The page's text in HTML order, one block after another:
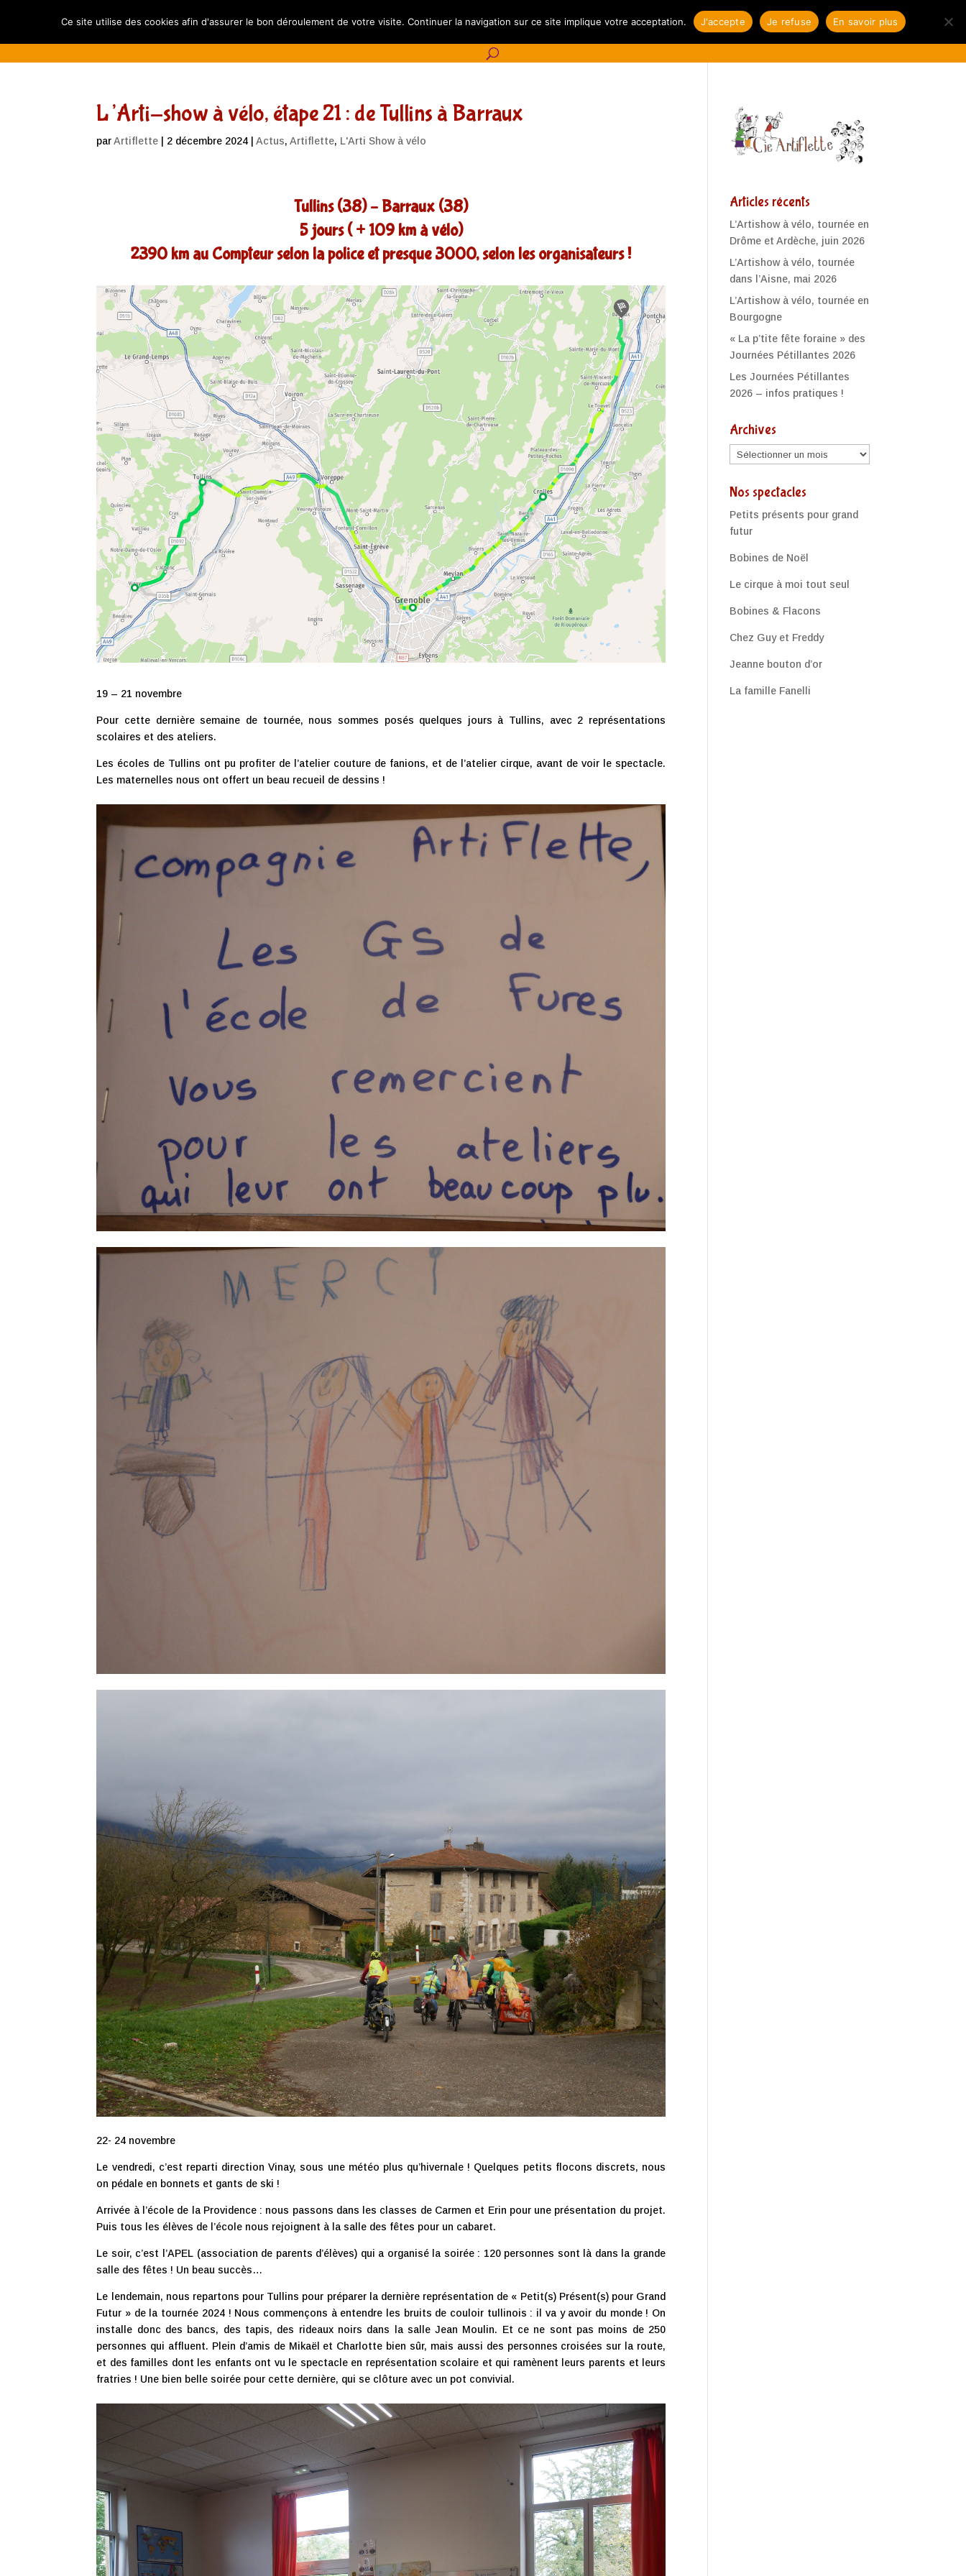
Compagnie Artiflette Spectacles Calendrier L’Artishow à vélo Les Journées Pétillantes Autres savoir-faire Les Zactus Contact
L’Arti-show à vélo, étape 21 : de Tullins à Barraux
parArtiflette 2 décembre 2024 |Actus,Artiflette, L'Arti Show à vélo
Tullins (38) – Barraux (38)
5 jours ( + 109 km à vélo)
2390 km au Compteur selon la police et presque 3000, selon les organisateurs !
19 – 21 novembre
Pour cette dernière semaine de tournée, nous sommes posés quelques jours à Tullins, avec 2 représentations
scolaires et des ateliers.
Les écoles de Tullins ont pu profiter de l’atelier couture de fanions, et de l’atelier cirque, avant de voir le spectacle.
Les maternelles nous ont offert un beau recueil de dessins !
22- 24 novembre
Le vendredi, c’est reparti direction Vinay, sous une météo plus qu’hivernale ! Quelques petits flocons discrets, nous
on pédale en bonnets et gants de ski !
Arrivée à l’école de la Providence : nous passons dans les classes de Carmen et Erin pour une présentation du projet.
Puis tous les élèves de l’école nous rejoignent à la salle des fêtes pour un cabaret.
Le soir, c’est l’APEL (association de parents d’élèves) qui a organisé la soirée : 120 personnes sont là dans la grande
salle des fêtes ! Un beau succès…
Le lendemain, nous repartons pour Tullins pour préparer la dernière représentation de « Petit(s) Présent(s) pour Grand
Futur » de la tournée 2024 ! Nous commençons à entendre les bruits de couloir tullinois : il va y avoir du monde ! On
installe donc des bancs, des tapis, des rideaux noirs dans la salle Jean Moulin. Et ce ne sont pas moins de 250
personnes qui affluent. Plein d’amis de Mikaël et Charlotte bien sûr, mais aussi des personnes croisées sur la route,
et des familles dont les enfants ont vu le spectacle en représentation scolaire et qui ramènent leurs parents et leurs
fratries ! Une bien belle soirée pour cette dernière, qui se clôture avec un pot convivial.
Articles récents
L’Artishow à vélo, tournée en
Drôme et Ardèche, juin 2026
L’Artishow à vélo, tournée
dans l’Aisne, mai 2026
L’Artishow à vélo, tournée en
Bourgogne
« La p’tite fête foraine » des
Journées Pétillantes 2026
Les Journées Pétillantes
2026 – infos pratiques !
Archives
Archives
Nos spectacles
Petits présents pour grand
futur
Bobines de Noël
Le cirque à moi tout seul
Bobines & Flacons
Chez Guy et Freddy
Jeanne bouton d’or
La famille Fanelli
Ce site utilise des cookies afin d'assurer le bon déroulement de votre visite. Continuer la navigation sur ce site implique votre acceptation. J'accepte Je refuse En savoir plus